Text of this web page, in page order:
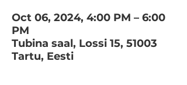
Oct 06, 2024, 4:00 PM – 6:00
PM
Tubina saal, Lossi 15, 51003
Tartu, Eesti